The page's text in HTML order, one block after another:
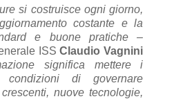
si costruisce ogni giorno,
costante e la
e buone pratiche –
ISSClaudio Vagnini
significa mettere i
condizioni di governare
nuove tecnologie,